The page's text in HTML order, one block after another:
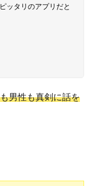
ッタリのアプリだと
男性も真剣に話を